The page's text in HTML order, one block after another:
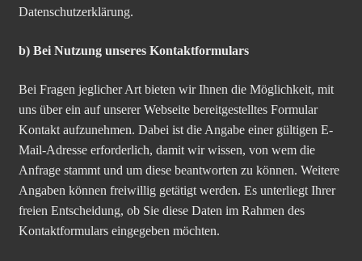
Datenschutzerklärung.
b) Bei Nutzung unseres Kontaktformulars
Bei Fragen jeglicher Art bieten wir Ihnen die Möglichkeit, mit
uns über ein auf unserer Webseite bereitgestelltes Formular
Kontakt aufzunehmen. Dabei ist die Angabe einer gültigen E-
Mail-Adresse erforderlich, damit wir wissen, von wem die
Anfrage stammt und um diese beantworten zu können. Weitere
Angaben können freiwillig getätigt werden. Es unterliegt Ihrer
freien Entscheidung, ob Sie diese Daten im Rahmen des
Kontaktformulars eingegeben möchten.